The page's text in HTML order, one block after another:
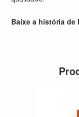
Baixe a história de